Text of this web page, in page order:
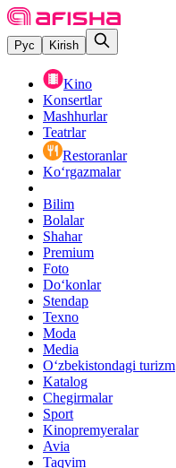
Рус Kirish
Kino
Konsertlar
Mashhurlar
Teatrlar
Restoranlar
Ko‘rgazmalar
Bilim
Bolalar
Shahar
Premium
Foto
Do‘konlar
Stendap
Texno
Moda
Media
O‘zbekistondagi turizm
Katalog
Chegirmalar
Sport
Kinopremyeralar
Avia
Taqvim